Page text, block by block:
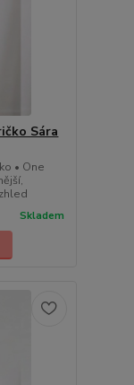
Sára
• One
Skladem